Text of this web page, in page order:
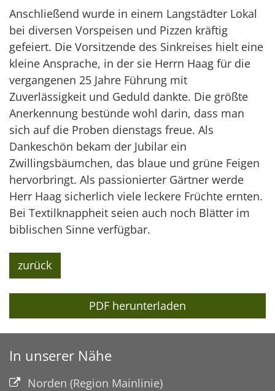
Anschließend wurde in einem Langstädter Lokal
bei diversen Vorspeisen und Pizzen kräftig
gefeiert. Die Vorsitzende des Sinkreises hielt eine
kleine Ansprache, in der sie Herrn Haag für die
vergangenen 25 Jahre Führung mit
Zuverlässigkeit und Geduld dankte. Die größte
Anerkennung bestünde wohl darin, dass man
sich auf die Proben dienstags freue. Als
Dankeschön bekam der Jubilar ein
Zwillingsbäumchen, das blaue und grüne Feigen
hervorbringt. Als passionierter Gärtner werde
Herr Haag sicherlich viele leckere Früchte ernten.
Bei Textilknappheit seien auch noch Blätter im
biblischen Sinne verfügbar.
zurück
PDF herunterladen
In unserer Nähe
Norden (Region Mainlinie)